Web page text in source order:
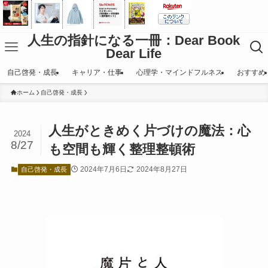
人生の指針になる一冊：Dear Book
Dear Life
自己啓発・成長 キャリア・仕事 心理学・マインドフルネス おすすめ
ホーム 自己啓発・成長
人生がときめく片づけの魔法：心
も空間も輝く整理整頓術
2024
8/27
自己啓発・成長 2024年7月6日 2024年8月27日